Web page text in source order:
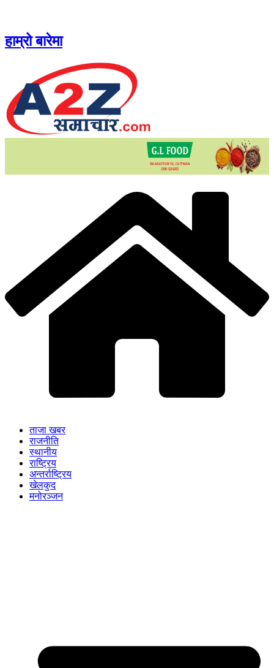
content
हाम्रो बारेमा
ताजा खबर
राजनीति
स्थानीय
राष्ट्रिय
अन्तर्राष्ट्रिय
खेलकुद
मनोरञ्जन